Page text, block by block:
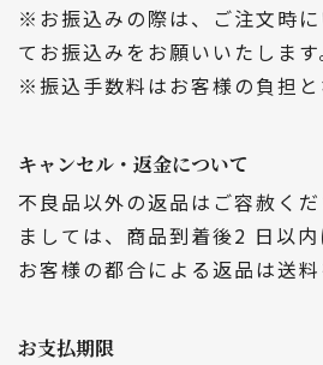
※お振込みの際は、ご注文時
てお振込みをお願いいたします
※振込手数料はお客様の負担と
キャンセル・返金について
不良品以外の返品はご容赦く
ましては、商品到着後2 日以内
お客様の都合による返品は送料
お支払期限